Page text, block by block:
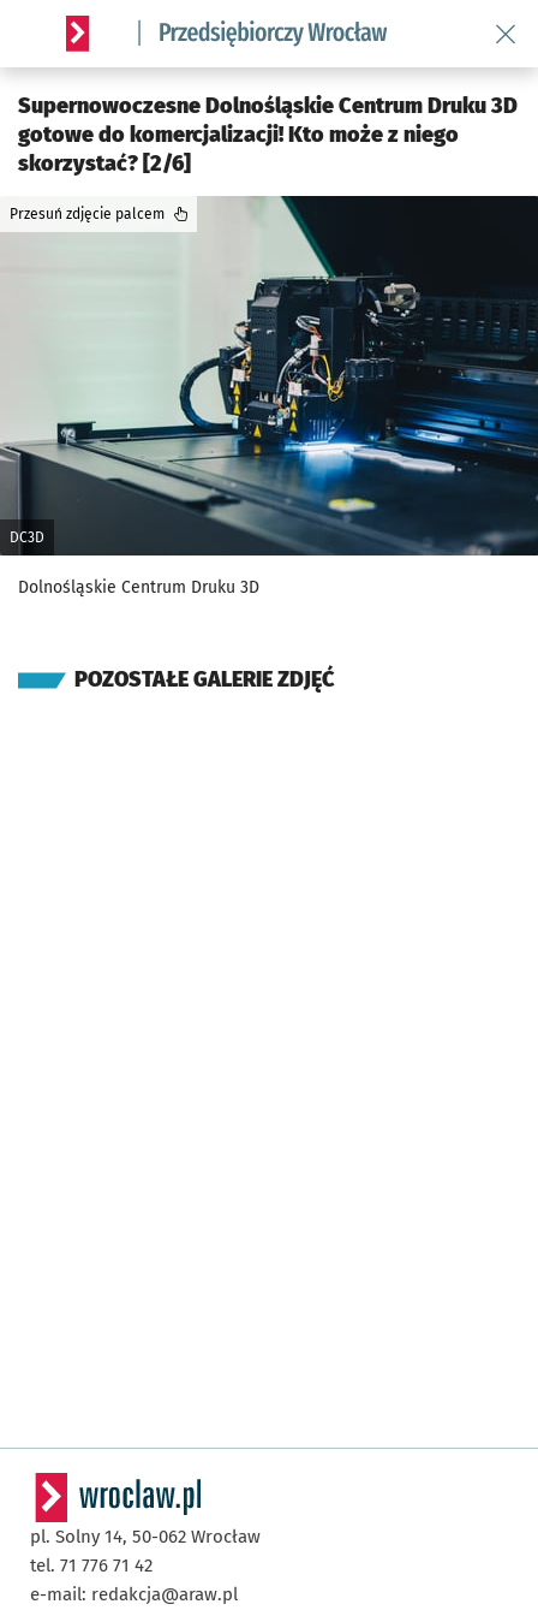
Serwis informacyjny wroclaw.pl podserwis: Strategia
Supernowoczesne Dolnośląskie Centrum Druku 3D
gotowe do komercjalizacji! Kto może z niego
skorzystać? [2/6]
DC3D
Przesuń zdjęcie palcem
Dolnośląskie Centrum Druku 3D
POZOSTAŁE GALERIE ZDJĘĆ
pl. Solny 14, 50-062 Wrocław
tel. 71 776 71 42
e-mail: redakcja@araw.pl